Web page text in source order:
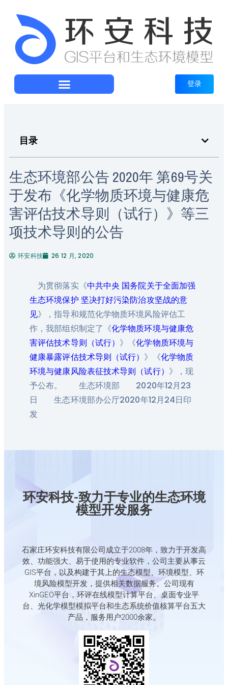
登录
目录
生态环境部公告 2020年 第69号关
于发布《化学物质环境与健康危
害评估技术导则（试行）》等三
项技术导则的公告
环安科技 26 12 月, 2020
为贯彻落实《中共中央 国务院关于全面加强
生态环境保护 坚决打好污染防治攻坚战的意
见》，指导和规范化学物质环境风险评估工
作，我部组织制定了《化学物质环境与健康危
害评估技术导则（试行） 》《化学物质环境与
健康暴露评估技术导则（试行） 》《化学物质
环境与健康风险表征技术导则（试行） 》，现
予公布。 生态环境部 2020年12月23
日 生态环境部办公厅2020年12月24日印
发
环安科技-致力于专业的生态环境
模型开发服务
石家庄环安科技有限公司成立于2008年，致力于开发高
效、功能强大、易于使用的专业软件，公司主要从事云
GIS平台，以及构建于其上的生态模型、环境模型、环
境风险模型开发，提供相关数据服务。公司现有
XinGEO平台，环评在线模型计算平台、桌面专业平
台、光化学模型模拟平台和生态系统价值核算平台五大
产品，服务用户2000余家。